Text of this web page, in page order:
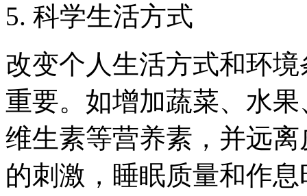
5. 科学生活方式
改变个人生活方式和环
重要。如增加蔬菜、水
维生素等营养素，并远
的刺激，睡眠质量和作